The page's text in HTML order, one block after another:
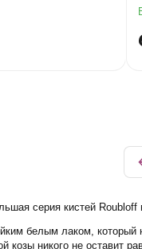
серия кистей Roubloff
белым лаком,
козы никого не оставит